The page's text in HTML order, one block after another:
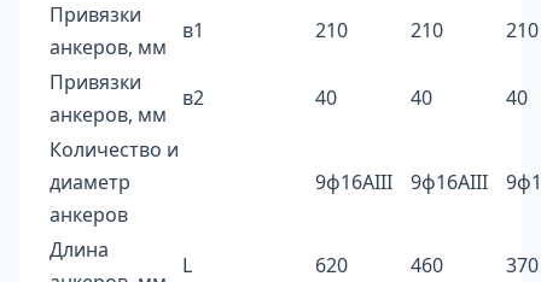
Привязки
анкеров, мм
в1 210 210
210
Привязки
анкеров, мм
в2 40 40
40
Количество и
диаметр
анкеров
9ф16AIII 9ф16AIII
Длина
L 620 460 370